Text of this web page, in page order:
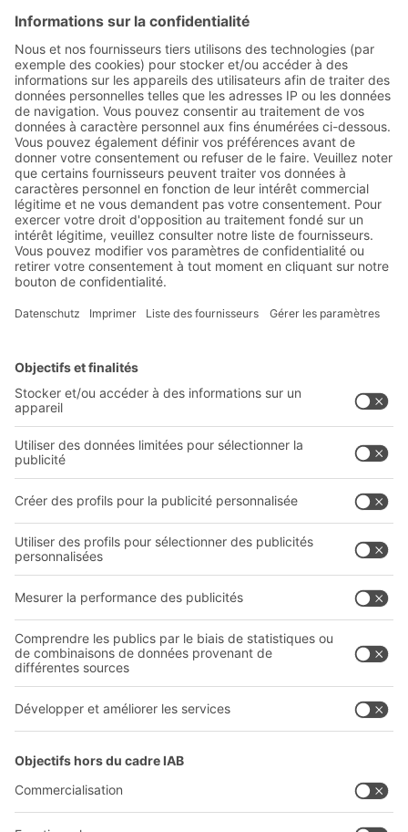
Abonnez-vous à la lettre
d'information de BITO :
Actualités de l'entrepôt et de
la logistique
Réductions exclusives
Innovations
S'inscrire à la newsletter
Solutions intralogistiques
Bacs en matière plastique
Systèmes de rayonnages
Systèmes de transport interne
Formulaire de contact
Entreprise
Qui sommes-nous ?
Sites internationaux
Sites de production
Carrières
Follow us
ABIT O
YOUR LIFE.